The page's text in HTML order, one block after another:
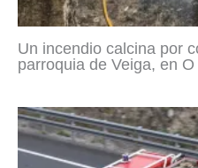
Un incendio calcina por
parroquia de Veiga, en